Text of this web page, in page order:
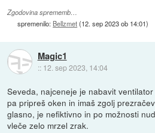
Zgodovina sprememb…
spremenilo: Bellzmet(12. sep 2023 ob 14:01)
Magic1
:: 12. sep 2023, 14:04
Seveda, najceneje je nabavit
pa pripreš oken in imaš zgolj
glasno, je nefiktivno in po možnosti
vleče zelo mrzel zrak.